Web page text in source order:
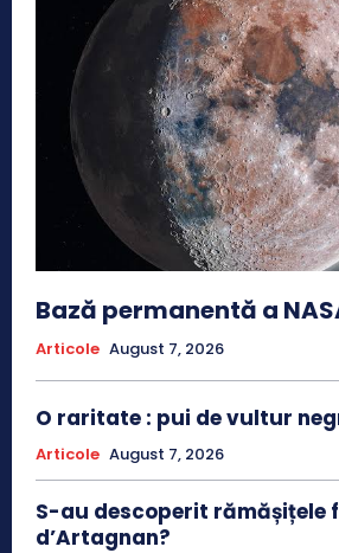
Bază permanentă a
Articole August 7, 2026
O raritate : pui de vultur
Articole August 7, 2026
S-au descoperit rămășițele
d’Artagnan?